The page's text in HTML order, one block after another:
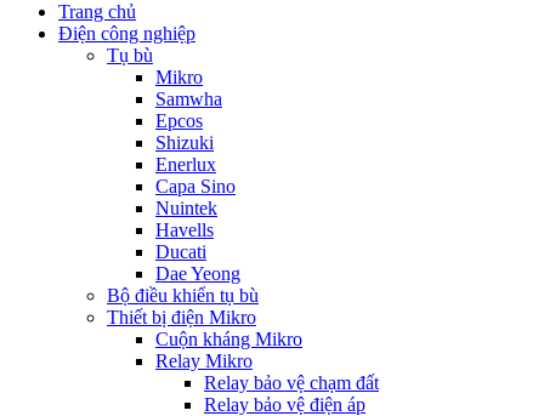
Trang chủ
Điện công nghiệp
Tụ bù
Mikro
Samwha
Epcos
Shizuki
Enerlux
Capa Sino
Nuintek
Havells
Ducati
Dae Yeong
Bộ điều khiển tụ bù
Thiết bị điện Mikro
Cuộn kháng Mikro
Relay Mikro
Relay bảo vệ chạm đất
Relay bảo vệ điện áp